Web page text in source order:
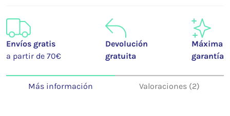
Envíos gratis
a partir de 70€
Devolución
gratuita
Máxima
garantía
Más información Valoraciones (2)